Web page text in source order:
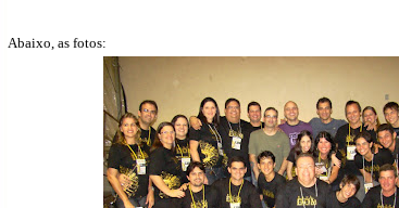
Abaixo, as fotos: